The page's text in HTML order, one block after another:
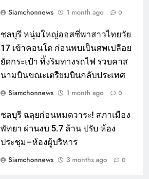
Siamchonnews
1 month ago 0
ชลบุรี หนุ่มใหญ่ออสซี่พาสาวไทยวัย
17 เข้าคอนโด ก่อนพบเป็นศพเปลือย
ยัดกระเป๋า ทิ้งริมทางรถไฟ รวบคาส
นามบินขณะเตรียมบินกลับประเทศ
Siamchonnews
1 month ago 0
ชลบุรี ฉลุยก่อนหมดวาระ! สภาเมือง
พัทยา ผ่านงบ 5.7 ล้าน ปรับ ห้อง
ประชุม–ห้องผู้บริหาร
Siamchonnews
3 months ago 0